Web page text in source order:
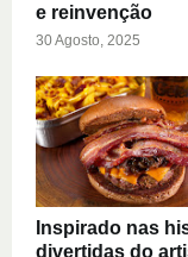
e reinvenção
30 Agosto, 2025
Inspirado nas
divertidas do